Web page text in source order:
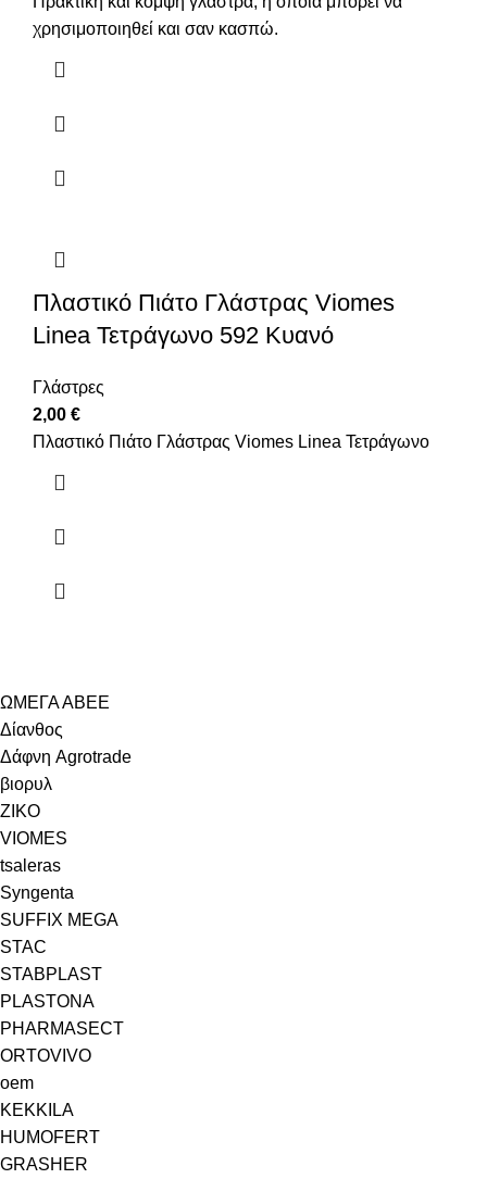
χρησιμοποιηθεί και σαν κασπώ.
Πλαστικό Πιάτο Γλάστρας Viomes
Linea Τετράγωνο 592 Κυανό
Γλάστρες
2,00 €
Πλαστικό Πιάτο Γλάστρας Viomes Linea Τετράγωνο
ΩΜΕΓΑ ΑΒΕΕ
Δίανθος
Δάφνη Agrotrade
βιορυλ
ZIKO
VIOMES
tsaleras
Syngenta
SUFFIX MEGA
STAC
STABPLAST
PLASTONA
PHARMASECT
ORTOVIVO
oem
KEKKILA
HUMOFERT
GRASHER